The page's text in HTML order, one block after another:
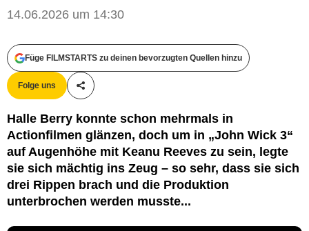
14.06.2026 um 14:30
Füge FILMSTARTS zu deinen bevorzugten Quellen hinzu
Folge uns
Teile diesen Artikel
Halle Berry konnte schon mehrmals in
Actionfilmen glänzen, doch um in „John Wick 3“
auf Augenhöhe mit Keanu Reeves zu sein, legte
sie sich mächtig ins Zeug – so sehr, dass sie sich
drei Rippen brach und die Produktion
unterbrochen werden musste...